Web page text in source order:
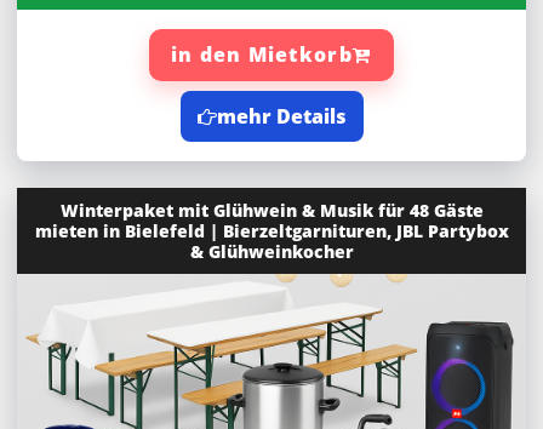
in den Mietkorb
mehr Details
Winterpaket mit Glühwein & Musik für 48 Gäste
mieten in Bielefeld | Bierzeltgarnituren, JBL Partybox
& Glühweinkocher